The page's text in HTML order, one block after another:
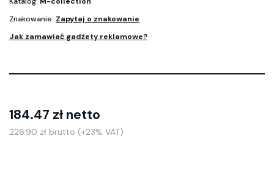
Znakowanie: Zapytaj o znakowanie
Jak zamawiać gadżety reklamowe?
184.47 zł netto
226.90 zł brutto (+23% VAT)